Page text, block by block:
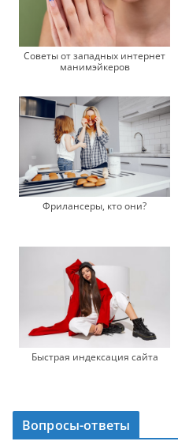
Советы от западных интернет
манимэйкеров
Фрилансеры, кто они?
Быстрая индексация сайта
Вопросы-ответы